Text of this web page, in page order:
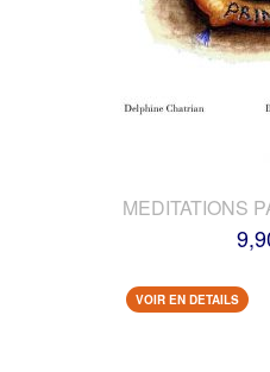
MEDITATIONS
VOIR EN DETAILS